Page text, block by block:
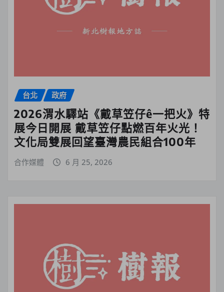
台北 政府
2026渭水驛站《戴草笠仔ê一把火》特
展今日開展 戴草笠仔點燃百年火光！
文化局雙展回望臺灣農民組合100年
合作媒體 6 月 25, 2026